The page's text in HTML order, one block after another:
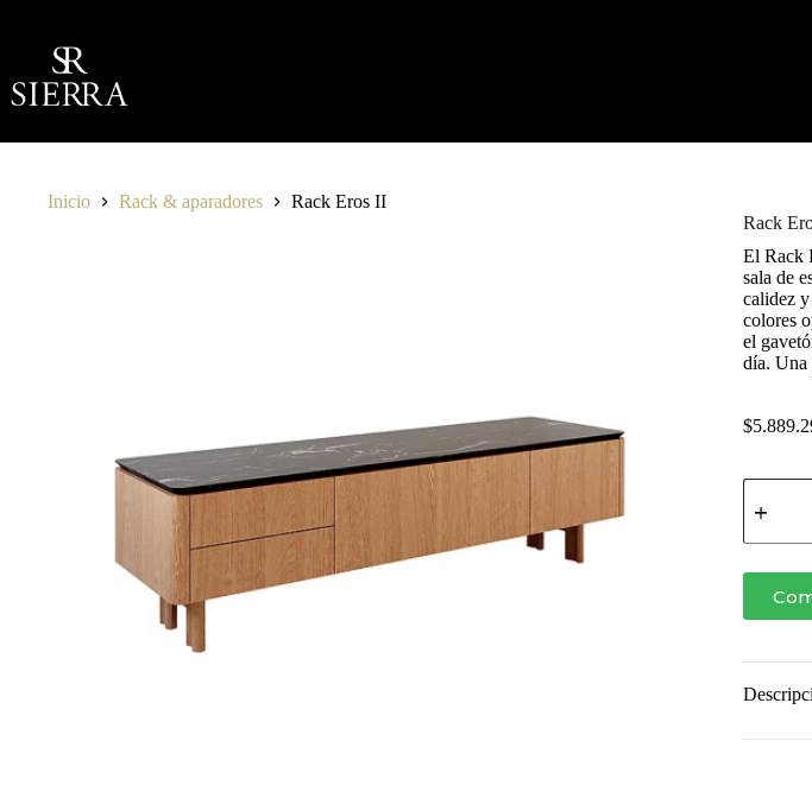
contenido
Inicio Rack & aparadores
Rack Eros II
Rack
El Rack
sala de
calidez
colores
el
día. Una
$
Rack
Eros
cantidad